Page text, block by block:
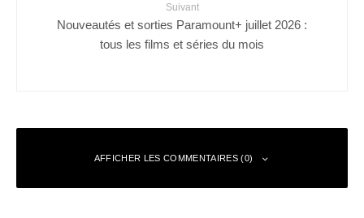
Suivant
Nouveautés et sorties Paramount+ juillet 2026 :
tous les films et séries du mois
AFFICHER LES COMMENTAIRES (0)